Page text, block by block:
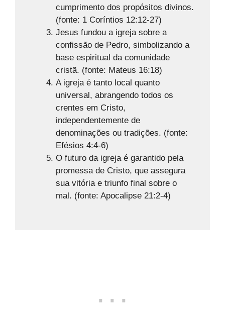
cumprimento dos propósitos divinos.
(fonte: 1 Coríntios 12:12-27)
Jesus fundou a igreja sobre a
confissão de Pedro, simbolizando a
base espiritual da comunidade
cristã. (fonte: Mateus 16:18)
A igreja é tanto local quanto
universal, abrangendo todos os
crentes em Cristo,
independentemente de
denominações ou tradições. (fonte:
Efésios 4:4-6)
O futuro da igreja é garantido pela
promessa de Cristo, que assegura
sua vitória e triunfo final sobre o
mal. (fonte: Apocalipse 21:2-4)